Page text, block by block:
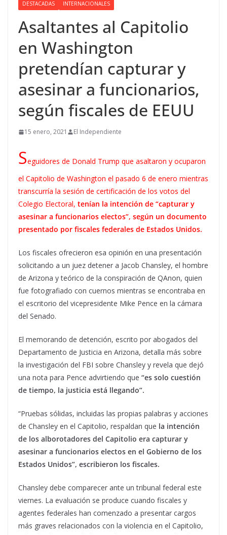
DESTACADAS INTERNACIONALES
Asaltantes al Capitolio
en Washington
pretendían capturar y
asesinar a funcionarios,
según fiscales de EEUU
15 enero, 2021 El Independiente
Seguidores de Donald Trump que asaltaron y ocuparon
el Capitolio de Washington el pasado 6 de enero mientras
transcurría la sesión de certificación de los votos del
Colegio Electoral, tenían la intención de “capturar y
asesinar a funcionarios electos”, según un documento
presentado por fiscales federales de Estados Unidos.
Los fiscales ofrecieron esa opinión en una presentación
solicitando a un juez detener a Jacob Chansley, el hombre
de Arizona y teórico de la conspiración de QAnon, quien
fue fotografiado con cuernos mientras se encontraba en
el escritorio del vicepresidente Mike Pence en la cámara
del Senado.
El memorando de detención, escrito por abogados del
Departamento de Justicia en Arizona, detalla más sobre
la investigación del FBI sobre Chansley y revela que dejó
una nota para Pence advirtiendo que “es solo cuestión
de tiempo, la justicia está llegando”.
“Pruebas sólidas, incluidas las propias palabras y acciones
de Chansley en el Capitolio, respaldan que la intención
de los alborotadores del Capitolio era capturar y
asesinar a funcionarios electos en el Gobierno de los
Estados Unidos”, escribieron los fiscales.
Chansley debe comparecer ante un tribunal federal este
viernes. La evaluación se produce cuando fiscales y
agentes federales han comenzado a presentar cargos
más graves relacionados con la violencia en el Capitolio,